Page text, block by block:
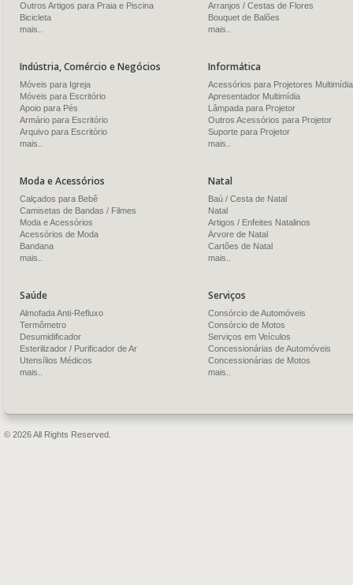
Outros Artigos para Praia e Piscina
Bicicleta
mais..
Arranjos / Cestas de Flores
Bouquet de Balões
mais..
Indústria, Comércio e Negócios
Móveis para Igreja
Móveis para Escritório
Apoio para Pés
Armário para Escritório
Arquivo para Escritório
mais..
Informática
Acessórios para Projetores Multimídia
Apresentador Multimídia
Lâmpada para Projetor
Outros Acessórios para Projetor
Suporte para Projetor
mais..
Moda e Acessórios
Calçados para Bebê
Camisetas de Bandas / Filmes
Moda e Acessórios
Acessórios de Moda
Bandana
mais..
Natal
Baú / Cesta de Natal
Natal
Artigos / Enfeites Natalinos
Árvore de Natal
Cartões de Natal
mais..
Saúde
Almofada Anti-Refluxo
Termômetro
Desumidificador
Esterilizador / Purificador de Ar
Utensílios Médicos
mais..
Serviços
Consórcio de Automóveis
Consórcio de Motos
Serviços em Veículos
Concessionárias de Automóveis
Concessionárias de Motos
mais..
© 2026 All Rights Reserved.